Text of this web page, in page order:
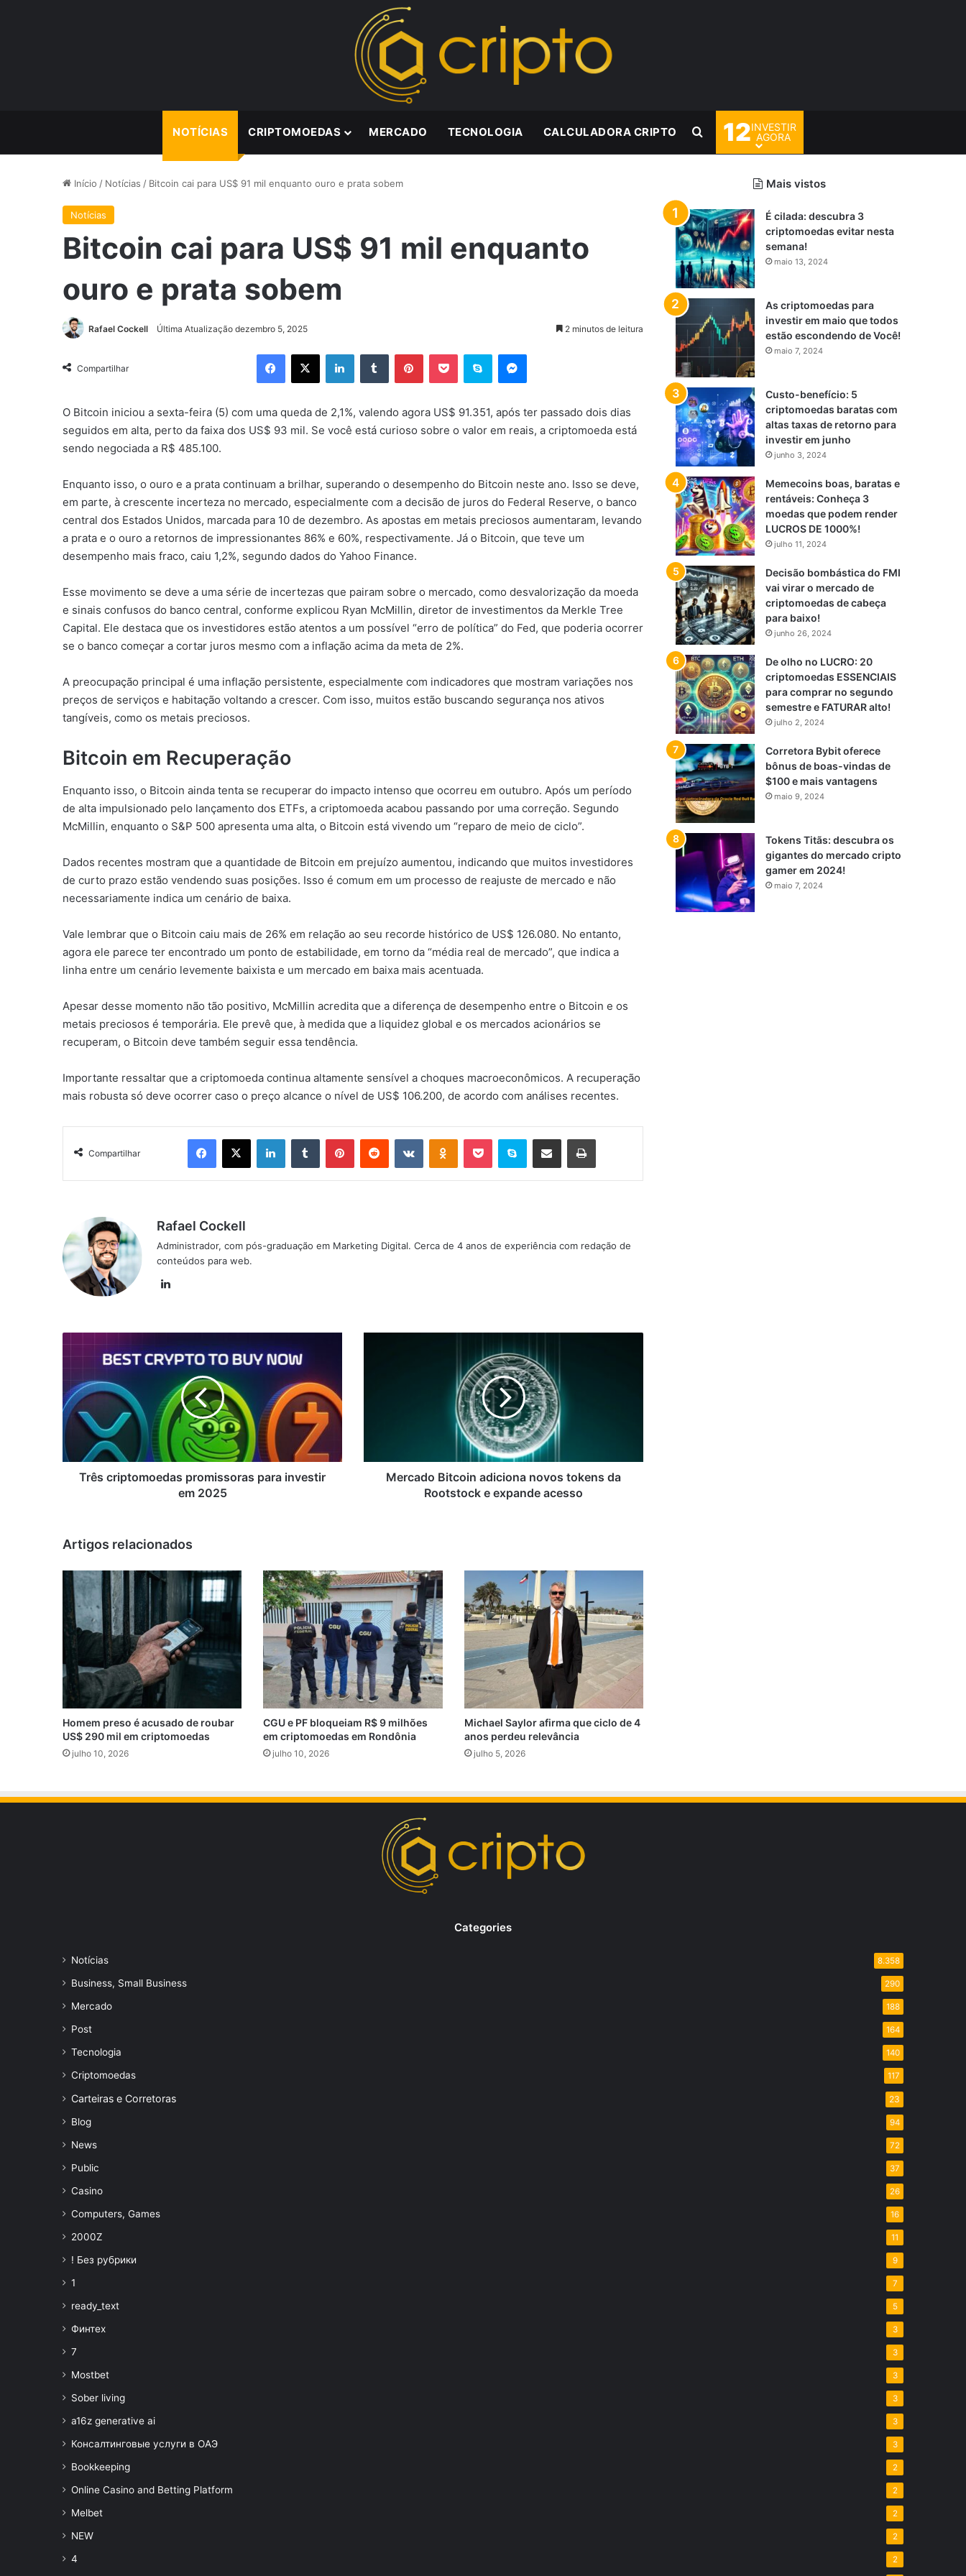
NOTÍCIAS CRIPTOMOEDAS MERCADO TECNOLOGIA CALCULADORA CRIPTO Procurar por
12INVESTIR
AGORA
Início / Notícias / Bitcoin cai para US$ 91 mil enquanto ouro e prata sobem
Notícias
Bitcoin cai para US$ 91 mil enquanto
ouro e prata sobem
Rafael Cockell Última Atualização dezembro 5, 2025 2 minutos de leitura
Compartilhar
Facebook
X LinkedinTumblr PinterestPocket Skype Messenger
O Bitcoin iniciou a sexta-feira (5) com uma queda de 2,1%, valendo agora US$ 91.351, após ter passado dois dias
seguidos em alta, perto da faixa dos US$ 93 mil. Se você está curioso sobre o valor em reais, a criptomoeda está
sendo negociada a R$ 485.100.
Enquanto isso, o ouro e a prata continuam a brilhar, superando o desempenho do Bitcoin neste ano. Isso se deve,
em parte, à crescente incerteza no mercado, especialmente com a decisão de juros do Federal Reserve, o banco
central dos Estados Unidos, marcada para 10 de dezembro. As apostas em metais preciosos aumentaram, levando
a prata e o ouro a retornos de impressionantes 86% e 60%, respectivamente. Já o Bitcoin, que teve um
desempenho mais fraco, caiu 1,2%, segundo dados do Yahoo Finance.
Esse movimento se deve a uma série de incertezas que pairam sobre o mercado, como desvalorização da moeda
e sinais confusos do banco central, conforme explicou Ryan McMillin, diretor de investimentos da Merkle Tree
Capital. Ele destaca que os investidores estão atentos a um possível “erro de política” do Fed, que poderia ocorrer
se o banco começar a cortar juros mesmo com a inflação acima da meta de 2%.
A preocupação principal é uma inflação persistente, especialmente com indicadores que mostram variações nos
preços de serviços e habitação voltando a crescer. Com isso, muitos estão buscando segurança nos ativos
tangíveis, como os metais preciosos.
Bitcoin em Recuperação
Enquanto isso, o Bitcoin ainda tenta se recuperar do impacto intenso que ocorreu em outubro. Após um período
de alta impulsionado pelo lançamento dos ETFs, a criptomoeda acabou passando por uma correção. Segundo
McMillin, enquanto o S&P 500 apresenta uma alta, o Bitcoin está vivendo um “reparo de meio de ciclo”.
Dados recentes mostram que a quantidade de Bitcoin em prejuízo aumentou, indicando que muitos investidores
de curto prazo estão vendendo suas posições. Isso é comum em um processo de reajuste de mercado e não
necessariamente indica um cenário de baixa.
Vale lembrar que o Bitcoin caiu mais de 26% em relação ao seu recorde histórico de US$ 126.080. No entanto,
agora ele parece ter encontrado um ponto de estabilidade, em torno da “média real de mercado”, que indica a
linha entre um cenário levemente baixista e um mercado em baixa mais acentuada.
Apesar desse momento não tão positivo, McMillin acredita que a diferença de desempenho entre o Bitcoin e os
metais preciosos é temporária. Ele prevê que, à medida que a liquidez global e os mercados acionários se
recuperam, o Bitcoin deve também seguir essa tendência.
Importante ressaltar que a criptomoeda continua altamente sensível a choques macroeconômicos. A recuperação
mais robusta só deve ocorrer caso o preço alcance o nível de US$ 106.200, de acordo com análises recentes.
Compartilhar
Facebook
X LinkedinTumblr PinterestReddit VK OK Pocket Skype Compartilhar via e-mail Imprimir
Rafael Cockell
Administrador, com pós-graduação em Marketing Digital. Cerca de 4 anos de experiência com redação de
conteúdos para web.
criptomoedas
promissoras
para
investir
em
2025
Três criptomoedas promissoras para investir
em 2025
expande
acessoMercado Bitcoin adiciona novos tokens da
Rootstock e expande acesso
Artigos relacionados
Homem preso é acusado de roubar
US$ 290 mil em criptomoedas
julho 10, 2026
CGU e PF bloqueiam R$ 9 milhões
em criptomoedas em Rondônia
julho 10, 2026
Michael Saylor afirma que ciclo de 4
anos perdeu relevância
julho 5, 2026
Mais vistos
É cilada: descubra 3
criptomoedas evitar nesta
semana!
maio 13, 2024
As criptomoedas para
investir em maio que todos
estão escondendo de Você!
maio 7, 2024
Custo-benefício: 5
criptomoedas baratas com
altas taxas de retorno para
investir em junho
junho 3, 2024
Memecoins boas, baratas e
rentáveis: Conheça 3
moedas que podem render
LUCROS DE 1000%!
julho 11, 2024
Decisão bombástica do FMI
vai virar o mercado de
criptomoedas de cabeça
para baixo!
junho 26, 2024
De olho no LUCRO: 20
criptomoedas ESSENCIAIS
para comprar no segundo
semestre e FATURAR alto!
julho 2, 2024
Corretora Bybit oferece
bônus de boas-vindas de
$100 e mais vantagens
maio 9, 2024
Tokens Titãs: descubra os
gigantes do mercado cripto
gamer em 2024!
maio 7, 2024
Categories
Notícias 8.358
Business, Small Business 290
Mercado 188
Post 164
Tecnologia 140
Criptomoedas 117
Carteiras e Corretoras 23
Blog 94
News 72
Public 37
Casino 26
Computers, Games 16
2000Z 11
! Без рубрики 9
1 7
ready_text 5
Финтех 3
7 3
Mostbet 3
Sober living 3
a16z generative ai 3
Консалтинговые услуги в ОАЭ 3
Bookkeeping 2
Online Casino and Betting Platform 2
Melbet 2
NEW 2
4 2